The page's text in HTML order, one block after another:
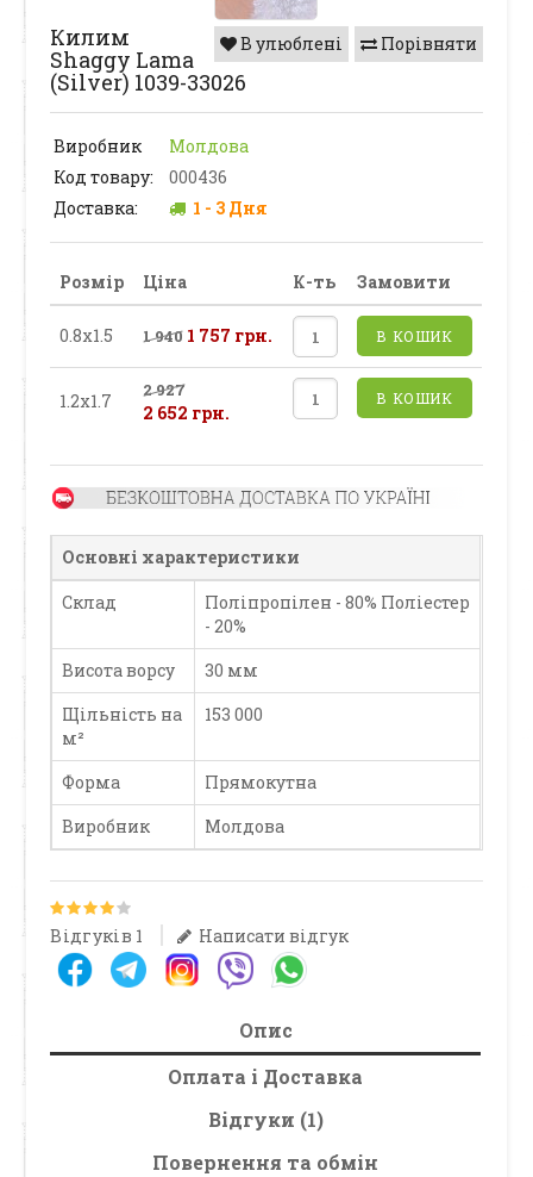
Порівняти
В улюблені
Килим
Shaggy Lama
(Silver) 1039-33026
Виробник
Молдова
Код товару:
000436
Доставка:
1 - 3 Дня
Розмір Ціна К-ть Замовити
0.8х1.5 1 940 1 757 грн. В КОШИК
1.2х1.7 2 927
2 652 грн.
В КОШИК
Основні характеристики
Склад
Поліпропілен - 80% Поліестер
- 20%
Висота ворсу
30 мм
Щільність на
м²
153 000
Форма
Прямокутна
Виробник
Молдова
Відгуків 1 Написати відгук
Опис
Оплата і Доставка
Відгуки (1)
Повернення та обмін